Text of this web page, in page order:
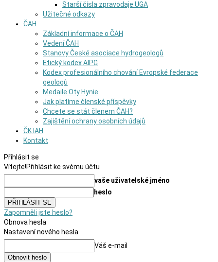
Starší čísla zpravodaje UGA
Užitečné odkazy
ČAH
Základní informace o ČAH
Vedení ČAH
Stanovy České asociace hydrogeologů
Etický kodex AIPG
Kodex profesionálního chování Evropské federace
geologů
Medaile Oty Hynie
Jak platíme členské příspěvky
Chcete se stát členem ČAH?
Zajištění ochrany osobních údajů
ČK IAH
Kontakt
Přihlásit se
Vítejte!Přihlásit ke svému účtu
vaše uživatelské jméno
heslo
Zapomněli jste heslo?
Obnova hesla
Nastavení nového hesla
Váš e-mail